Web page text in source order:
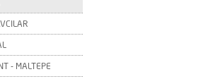
- MALTEPE